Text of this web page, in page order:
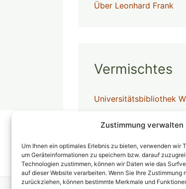
Zustimmung verwalten
Um Ihnen ein optimales Erlebnis zu bieten, verwenden wir
um Geräteinformationen zu speichern bzw. darauf
Technologien zustimmen, können wir Daten wie das
auf dieser Website verarbeiten. Wenn Sie Ihre Zustimmung
zurückziehen, können bestimmte Merkmale und
Über Leonhard Frank
Vermischtes
Universitätsbibliothek